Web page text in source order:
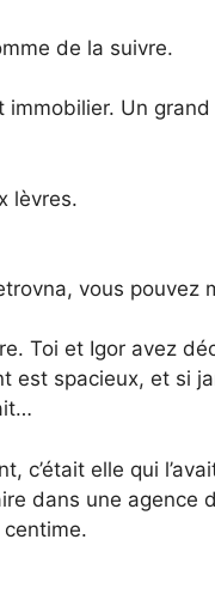
de la suivre.
Un
lèvres.
vous pouvez
Toi et Igor avez
est spacieux, et si
c’était elle qui
dans une agence